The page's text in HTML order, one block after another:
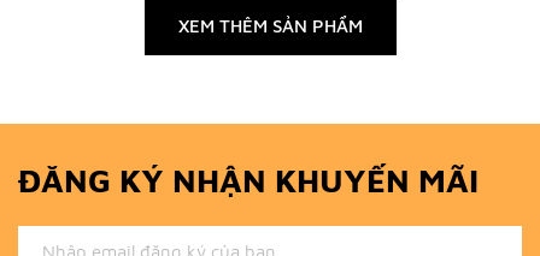
XEM THÊM SẢN PHẨM
ĐĂNG KÝ NHẬN KHUYẾN MÃI